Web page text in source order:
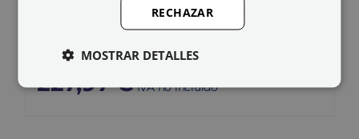
Taquilla eléctrica
Monoblok-E SV-40/1-E
227,97€ IVA no incluido
RECHAZAR
MOSTRAR DETALLES